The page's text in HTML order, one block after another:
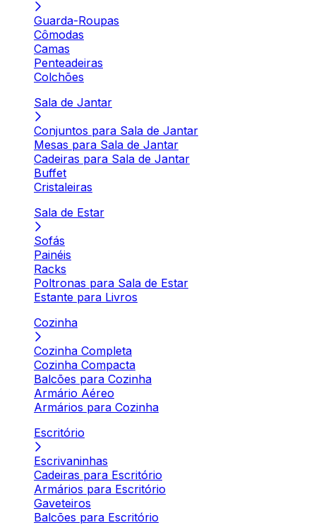
Guarda-Roupas
Cômodas
Camas
Penteadeiras
Colchões
Sala de Jantar
Conjuntos para Sala de Jantar
Mesas para Sala de Jantar
Cadeiras para Sala de Jantar
Buffet
Cristaleiras
Sala de Estar
Sofás
Painéis
Racks
Poltronas para Sala de Estar
Estante para Livros
Cozinha
Cozinha Completa
Cozinha Compacta
Balcões para Cozinha
Armário Aéreo
Armários para Cozinha
Escritório
Escrivaninhas
Cadeiras para Escritório
Armários para Escritório
Gaveteiros
Balcões para Escritório